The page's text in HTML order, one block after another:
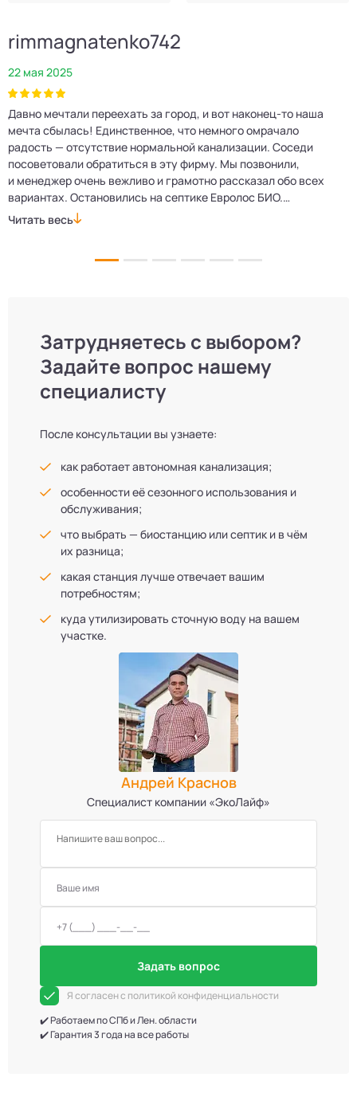
rimmagnatenko742
22 мая 2025
Давно мечтали переехать за город, и вот наконец‑то наша
мечта сбылась! Единственное, что немного омрачало
радость — отсутствие нормальной канализации. Соседи
посоветовали обратиться в эту фирму. Мы позвонили,
и менеджер очень вежливо и грамотно рассказал обо всех
вариантах. Остановились на септике Евролос БИО.
Монтажники приехали вовремя, установили всё быстро
Читать весь
Затрудняетесь с выбором?
Задайте вопрос нашему
специалисту
После консультации вы узнаете:
как работает автономная канализация;
особенности её сезонного использования и
обслуживания;
что выбрать — биостанцию или септик и в чём
их разница;
какая станция лучше отвечает вашим
потребностям;
куда утилизировать сточную воду на вашем
участке.
Андрей Краснов
Специалист компании «ЭкоЛайф»
Задать вопрос
Я согласен с политикой конфиденциальности
✔️ Работаем по СПб и Лен. области
✔️ Гарантия 3 года на все работы